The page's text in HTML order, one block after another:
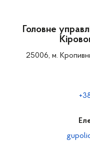
Головне
25006, м.